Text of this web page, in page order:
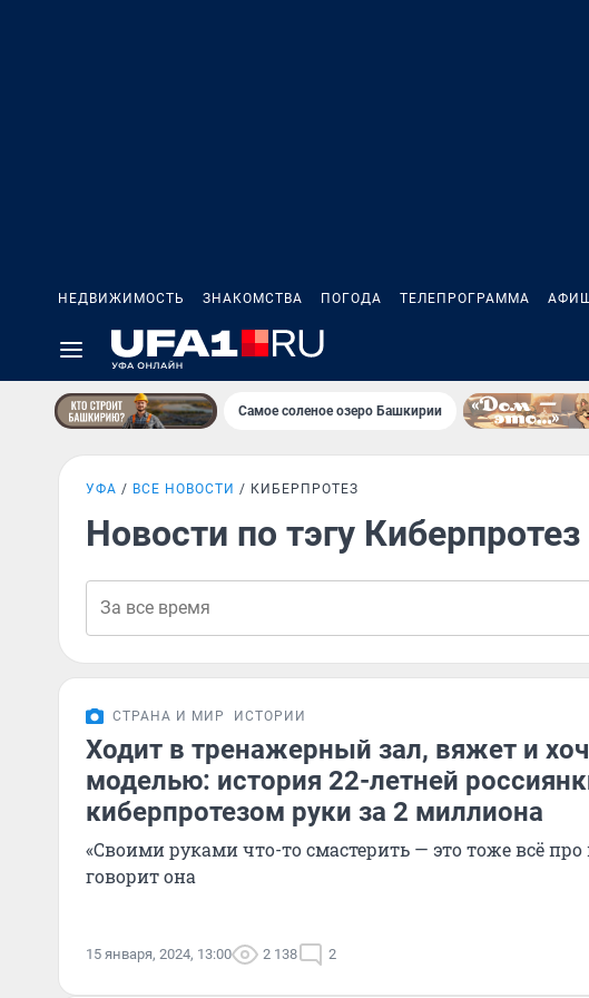
НЕДВИЖИМОСТЬ ЗНАКОМСТВА ПОГОДА ТЕЛЕПРОГРАММА
Самое соленое озеро Башкирии
УФА ВСЕ НОВОСТИ КИБЕРПРОТЕЗ
Новости по тэгу Киберпротез
СТРАНА И МИР ИСТОРИИ
Ходит в тренажерный зал, вяжет и
моделью: история 22-летней
киберпротезом руки за 2 миллиона
«Своими руками что-то смастерить — это тоже всё про
говорит она
15 января, 2024, 13:00 2 138 2